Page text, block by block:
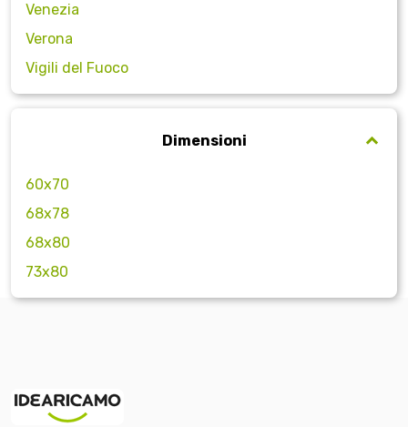
Venezia
Verona
Vigili del Fuoco
Dimensioni
60x70
68x78
68x80
73x80